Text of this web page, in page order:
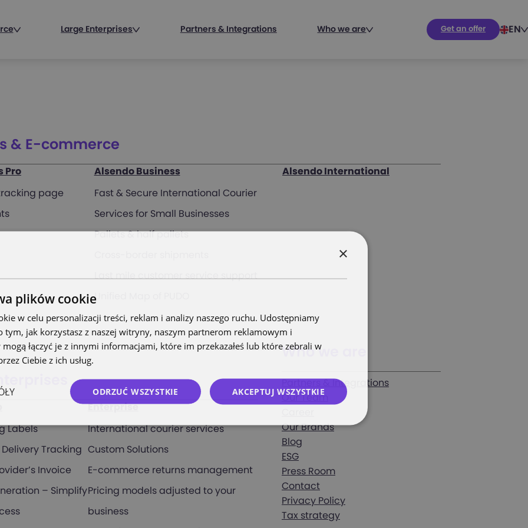
Large Enterprises Partners & Integrations Who we are Get an offer EN
& E-commerce
Pro
page
Alsendo Business
Fast & Secure International Courier
Services for Small Businesses
Pallets & half pallets
Unified Map of PUDO
Alsendo International
Labels
Tracking
Invoice
– Simplify
Enterprise
International courier services
Custom Solutions
E-commerce returns management
Pricing models adjusted to your
business
Who we are
Partners & Integrations
Our Team
Our Brands
Blog
ESG
Press Room
Contact
Privacy Policy
Tax strategy
×
plików cookie
w celu personalizacji treści, reklam i analizy naszego ruchu. Udostępniamy
tym, jak korzystasz z naszej witryny, naszym partnerom reklamowym i
łączyć je z innymi informacjami, które im przekazałeś lub które zebrali w
Ciebie z ich usług.
AKCEPTUJ WSZYSTKIE
ODRZUĆ WSZYSTKIE